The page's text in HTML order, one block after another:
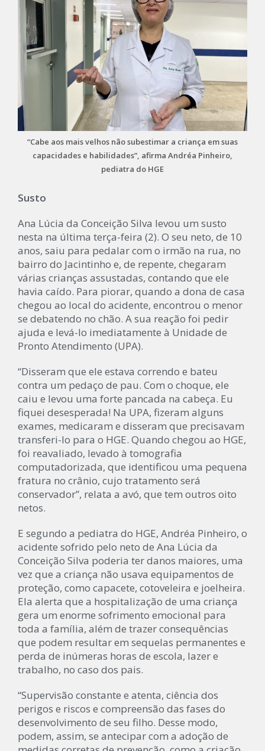
“Cabe aos mais velhos não subestimar a criança em suas
capacidades e habilidades”, afirma Andréa Pinheiro,
pediatra do HGE
Susto
Ana Lúcia da Conceição Silva levou um susto
nesta na última terça-feira (2). O seu neto, de 10
anos, saiu para pedalar com o irmão na rua, no
bairro do Jacintinho e, de repente, chegaram
várias crianças assustadas, contando que ele
havia caído. Para piorar, quando a dona de casa
chegou ao local do acidente, encontrou o menor
se debatendo no chão. A sua reação foi pedir
ajuda e levá-lo imediatamente à Unidade de
Pronto Atendimento (UPA).
“Disseram que ele estava correndo e bateu
contra um pedaço de pau. Com o choque, ele
caiu e levou uma forte pancada na cabeça. Eu
fiquei desesperada! Na UPA, fizeram alguns
exames, medicaram e disseram que precisavam
transferi-lo para o HGE. Quando chegou ao HGE,
foi reavaliado, levado à tomografia
computadorizada, que identificou uma pequena
fratura no crânio, cujo tratamento será
conservador”, relata a avó, que tem outros oito
netos.
E segundo a pediatra do HGE, Andréa Pinheiro, o
acidente sofrido pelo neto de Ana Lúcia da
Conceição Silva poderia ter danos maiores, uma
vez que a criança não usava equipamentos de
proteção, como capacete, cotoveleira e joelheira.
Ela alerta que a hospitalização de uma criança
gera um enorme sofrimento emocional para
toda a família, além de trazer consequências
que podem resultar em sequelas permanentes e
perda de inúmeras horas de escola, lazer e
trabalho, no caso dos pais.
“Supervisão constante e atenta, ciência dos
perigos e riscos e compreensão das fases do
desenvolvimento de seu filho. Desse modo,
podem, assim, se antecipar com a adoção de